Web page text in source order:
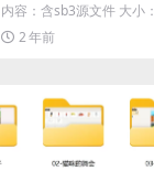
内容：含sb3源文件 大小
载 游客购买后无需登录...
2 年前